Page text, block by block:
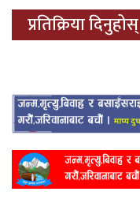
प्रतिक्रिया दिनुहोस्